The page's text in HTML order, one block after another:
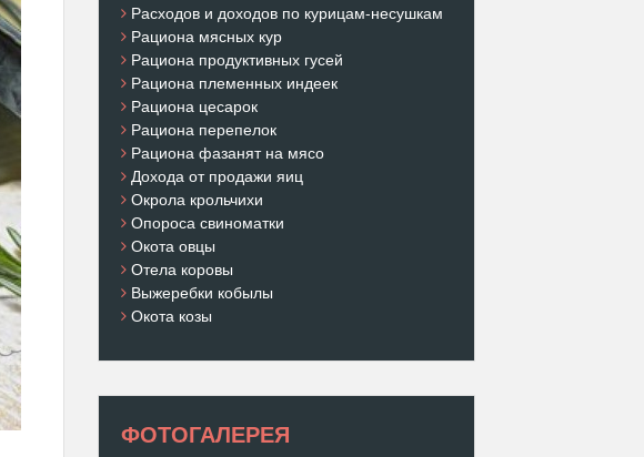
Расходов и доходов по курицам-несушкам
Рациона мясных кур
Рациона продуктивных гусей
Рациона племенных индеек
Рациона цесарок
Рациона перепелок
Рациона фазанят на мясо
Дохода от продажи яиц
Окрола крольчихи
Опороса свиноматки
Окота овцы
Отела коровы
Выжеребки кобылы
Окота козы
ФОТОГАЛЕРЕЯ